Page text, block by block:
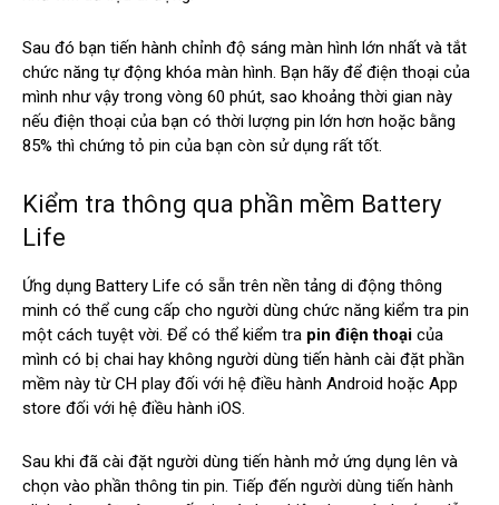
Sau đó bạn tiến hành chỉnh độ sáng màn hình lớn nhất và tắt
chức năng tự động khóa màn hình. Bạn hãy để điện thoại của
mình như vậy trong vòng 60 phút, sao khoảng thời gian này
nếu điện thoại của bạn có thời lượng pin lớn hơn hoặc bằng
85% thì chứng tỏ pin của bạn còn sử dụng rất tốt.
Kiểm tra thông qua phần mềm Battery
Life
Ứng dụng Battery Life có sẵn trên nền tảng di động thông
minh có thể cung cấp cho người dùng chức năng kiểm tra pin
một cách tuyệt vời. Để có thể kiểm tra pin điện thoại của
mình có bị chai hay không người dùng tiến hành cài đặt phần
mềm này từ CH play đối với hệ điều hành Android hoặc App
store đối với hệ điều hành iOS.
Sau khi đã cài đặt người dùng tiến hành mở ứng dụng lên và
chọn vào phần thông tin pin. Tiếp đến người dùng tiến hành